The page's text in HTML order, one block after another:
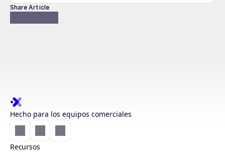
Share Article
Hecho para los equipos comerciales
Recursos